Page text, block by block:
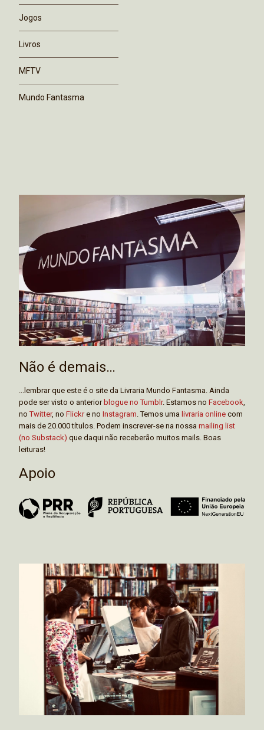
Jogos
Livros
MFTV
Mundo Fantasma
Não é demais…
...lembrar que este é o site da Livraria Mundo Fantasma. Ainda
pode ser visto o anteriorblogue no Tumblr. Estamos no Facebook
noTwitter, no Flickre no Instagram . Temos uma livraria online com
mais de 20.000 títulos. Podem inscrever-se na nossa mailing list
(no Substack) que daqui não receberão muitos mails. Boas
leituras!
Apoio